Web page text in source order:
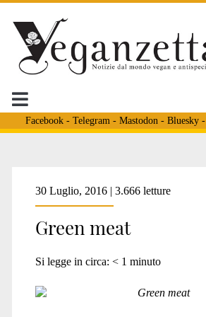
Facebook- Telegram - Mastodon - Bluesky-
Tag:
<span>Dóra
Zambó</span>
30 Luglio, 2016 | 3.666 letture
Green meat
Si legge in circa: < 1 minuto